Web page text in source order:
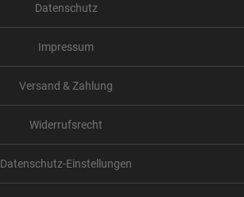
Datenschutz
Impressum
Versand & Zahlung
Widerrufsrecht
Datenschutz-Einstellungen